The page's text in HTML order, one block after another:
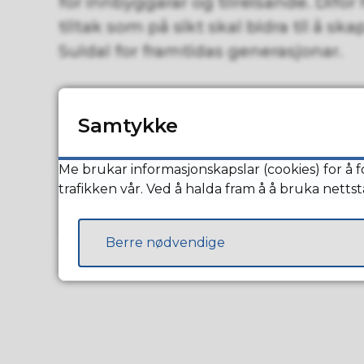
tiltak som på sikt skal bidra til å
Suldal for framtidas generasjonar.
Miljøfyrtårn
Samtykke
Me brukar informasjonskapslar (cookies) for
trafikken vår. Ved å halda fram å å bruka
Berre nødvendige